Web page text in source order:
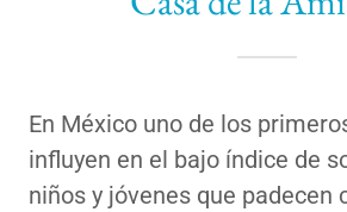
En México uno de los
influyen en el bajo índice de
niños y jóvenes que padecen